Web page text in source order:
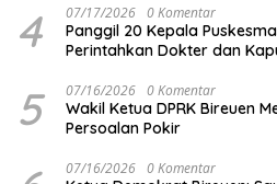
4 07/17/2026 0 Komentar
Panggil 20 Kepala
Perintahkan Dokter dan
5 07/16/2026 0 Komentar
Wakil Ketua DPRK Bireuen
Persoalan Pokir
07/16/2026 0 Komentar